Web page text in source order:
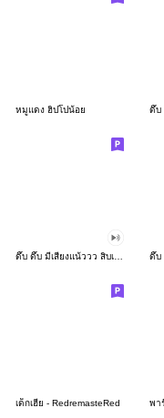
หมูแดง ฮิปโปน้อย ดึ๊บ
ดึ๊บ
เด็กเฮีย - RedremasteRed พา